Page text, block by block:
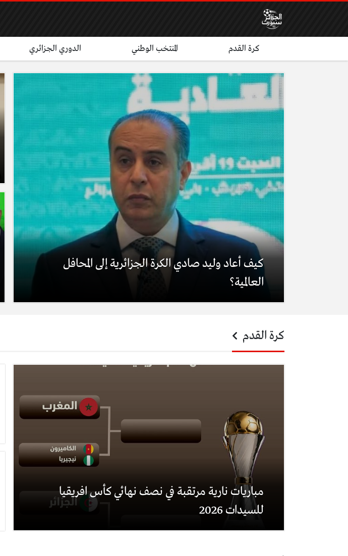
كرة القدم المنتخب الوطني الدوري الجزائري
كيف أعاد وليد صادي الكرة الجزائرية إلى المحافل
العالمية؟
كرة القدم
مباريات نارية مرتقبة في نصف نهائي كأس افريقيا
للسيدات 2026